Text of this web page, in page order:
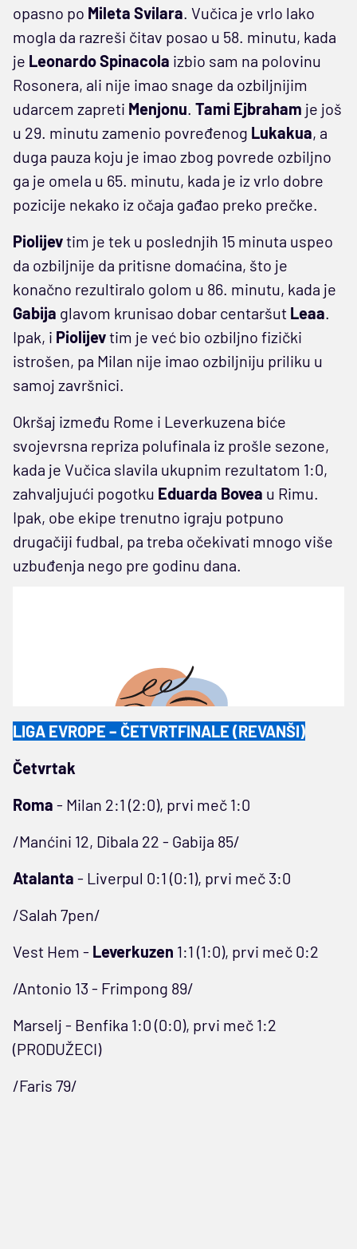
opasno po Mileta Svilara. Vučica je vrlo lako
mogla da razreši čitav posao u 58. minutu, kada
je Leonardo Spinacola izbio sam na polovinu
Rosonera, ali nije imao snage da ozbiljnijim
udarcem zapreti Menjonu. Tami Ejbraham je još
u 29. minutu zamenio povređenog Lukakua, a
duga pauza koju je imao zbog povrede ozbiljno
ga je omela u 65. minutu, kada je iz vrlo dobre
pozicije nekako iz očaja gađao preko prečke.
Piolijevtim je tek u poslednjih 15 minuta uspeo
da ozbiljnije da pritisne domaćina, što je
konačno rezultiralo golom u 86. minutu, kada je
Gabija glavom krunisao dobar centaršut Leaa.
Ipak, i Piolijevtim je već bio ozbiljno fizički
istrošen, pa Milan nije imao ozbiljniju priliku u
samoj završnici.
Okršaj između Rome i Leverkuzena biće
svojevrsna repriza polufinala iz prošle sezone,
kada je Vučica slavila ukupnim rezultatom 1:0,
zahvaljujući pogotku Eduarda Bovea u Rimu.
Ipak, obe ekipe trenutno igraju potpuno
drugačiji fudbal, pa treba očekivati mnogo više
uzbuđenja nego pre godinu dana.
LIGA EVROPE – ČETVRTFINALE (REVANŠI)
Četvrtak
Roma - Milan 2:1 (2:0), prvi meč 1:0
/Manćini 12, Dibala 22 - Gabija 85/
Atalanta - Liverpul 0:1 (0:1), prvi meč 3:0
/Salah 7pen/
Vest Hem - Leverkuzen 1:1 (1:0), prvi meč 0:2
/Antonio 13 - Frimpong 89/
Marselj - Benfika 1:0 (0:0), prvi meč 1:2
(PRODUŽECI)
/Faris 79/